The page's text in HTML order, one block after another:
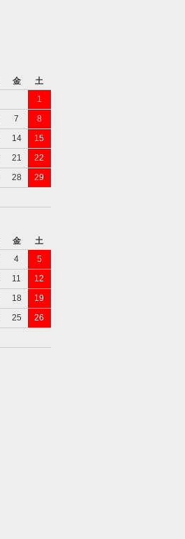
金
土
1
7
8
14
15
21
22
28
29
金
土
4
5
11
12
18
19
25
26